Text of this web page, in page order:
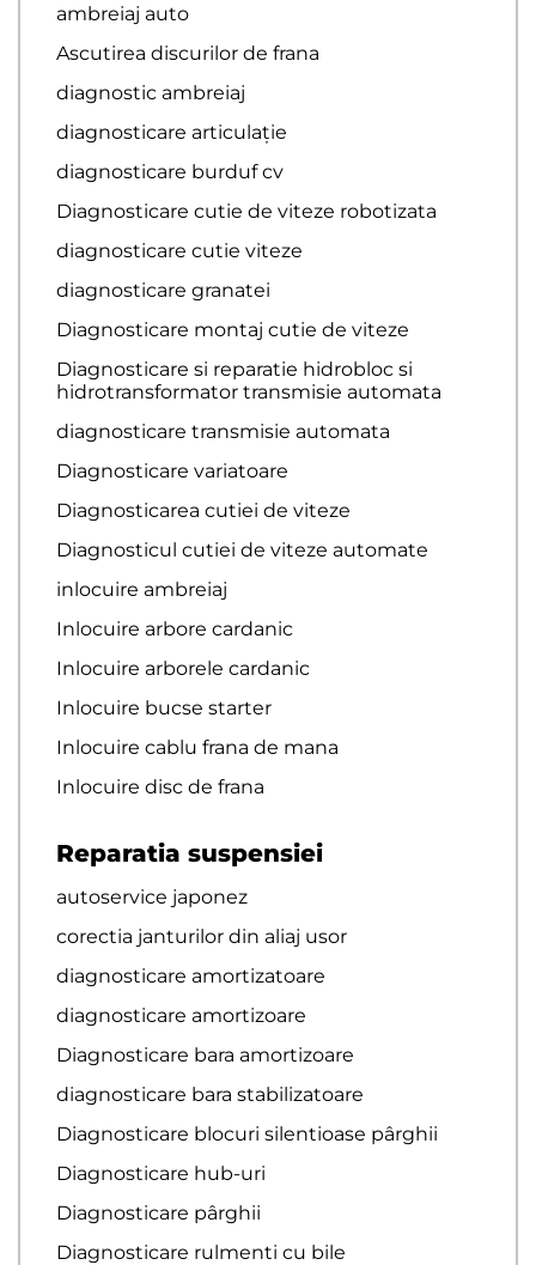
ambreiaj auto
Ascutirea discurilor de frana
diagnostic ambreiaj
diagnosticare articulație
diagnosticare burduf cv
Diagnosticare cutie de viteze robotizata
diagnosticare cutie viteze
diagnosticare granatei
Diagnosticare montaj cutie de viteze
Diagnosticare si reparatie hidrobloc si
hidrotransformator transmisie automata
diagnosticare transmisie automata
Diagnosticare variatoare
Diagnosticarea cutiei de viteze
Diagnosticul cutiei de viteze automate
inlocuire ambreiaj
Inlocuire arbore cardanic
Inlocuire arborele cardanic
Inlocuire bucse starter
Inlocuire cablu frana de mana
Inlocuire disc de frana
Reparatia suspensiei
autoservice japonez
corectia janturilor din aliaj usor
diagnosticare amortizatoare
diagnosticare amortizoare
Diagnosticare bara amortizoare
diagnosticare bara stabilizatoare
Diagnosticare blocuri silentioase pârghii
Diagnosticare hub-uri
Diagnosticare pârghii
Diagnosticare rulmenti cu bile